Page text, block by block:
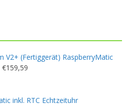
RaspberryMatic
€159,59